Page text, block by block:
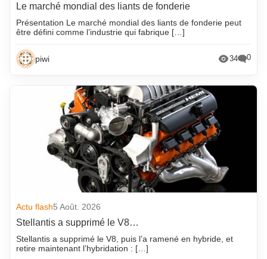
Le marché mondial des liants de fonderie
Présentation Le marché mondial des liants de fonderie peut
être défini comme l’industrie qui fabrique […]
piwi 34 0
Actu flash5 Août. 2026
Stellantis a supprimé le V8…
Stellantis a supprimé le V8, puis l’a ramené en hybride, et
retire maintenant l’hybridation : […]